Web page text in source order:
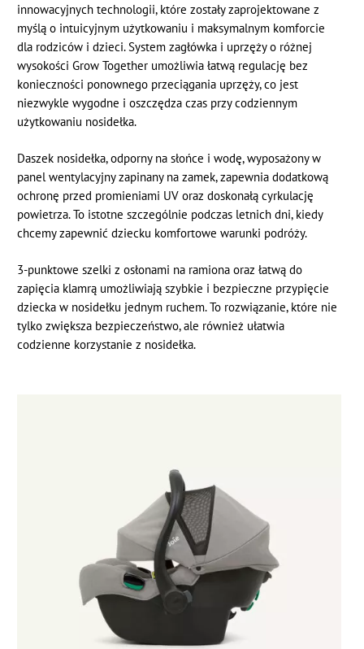
innowacyjnych technologii, które zostały zaprojektowane z
myślą o intuicyjnym użytkowaniu i maksymalnym komforcie
dla rodziców i dzieci. System zagłówka i uprzęży o różnej
wysokości Grow Together umożliwia łatwą regulację bez
konieczności ponownego przeciągania uprzęży, co jest
niezwykle wygodne i oszczędza czas przy codziennym
użytkowaniu nosidełka.
Daszek nosidełka, odporny na słońce i wodę, wyposażony w
panel wentylacyjny zapinany na zamek, zapewnia dodatkową
ochronę przed promieniami UV oraz doskonałą cyrkulację
powietrza. To istotne szczególnie podczas letnich dni, kiedy
chcemy zapewnić dziecku komfortowe warunki podróży.
3-punktowe szelki z osłonami na ramiona oraz łatwą do
zapięcia klamrą umożliwiają szybkie i bezpieczne przypięcie
dziecka w nosidełku jednym ruchem. To rozwiązanie, które nie
tylko zwiększa bezpieczeństwo, ale również ułatwia
codzienne korzystanie z nosidełka.